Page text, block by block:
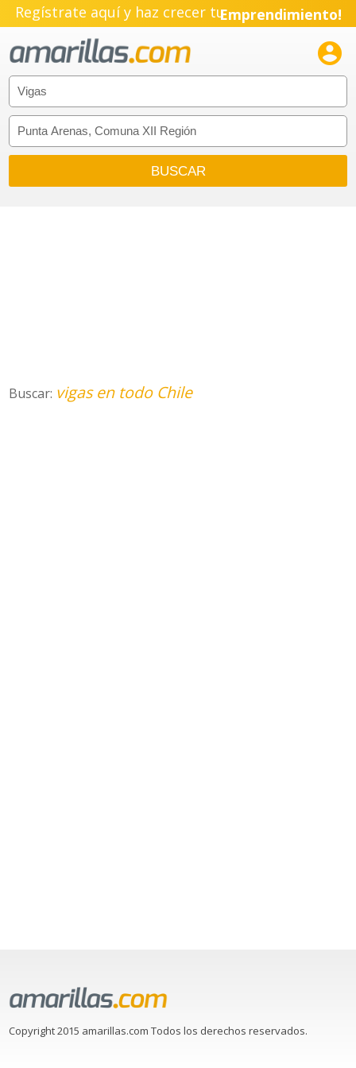
Regístrate aquí y haz crecer tuEmprendimiento!

Buscar: vigas en todo Chile
Copyright 2015 amarillas.com Todos los derechos reservados.